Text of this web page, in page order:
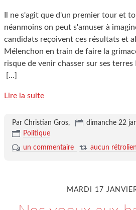
Il ne s'agit que d'un premier tour et
néanmoins on peut s'amuser à
candidats reçoivent ces résultats et
Mélenchon en train de faire la
risque de venir chasser sur ses
[…]
Lire la suite
Par Christian Gros, dimanche 22
Politique
un commentaire
aucun rétrolien
MARDI 17